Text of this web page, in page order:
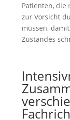
Patienten, die
zur Vorsicht
müssen,
Zustandes